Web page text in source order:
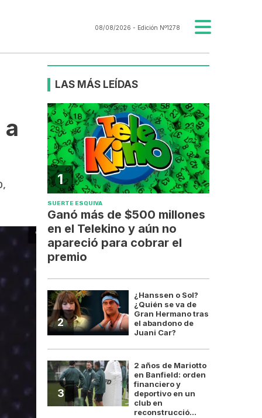
08/08/2026 - Edición Nº1278
LAS MÁS LEÍDAS
1
SUERTE ESQUIVA
Ganó más de $500 millones
en el Telekino y aún no
apareció para cobrar el
premio
2
¿Hanssen o Sol?
¿Quién se va de
Gran Hermano tras
el abandono de
Juani Car?
3
2 años de Mariotto
en Banfield: orden
financiero y
deportivo en un
club en
reconstrucció...